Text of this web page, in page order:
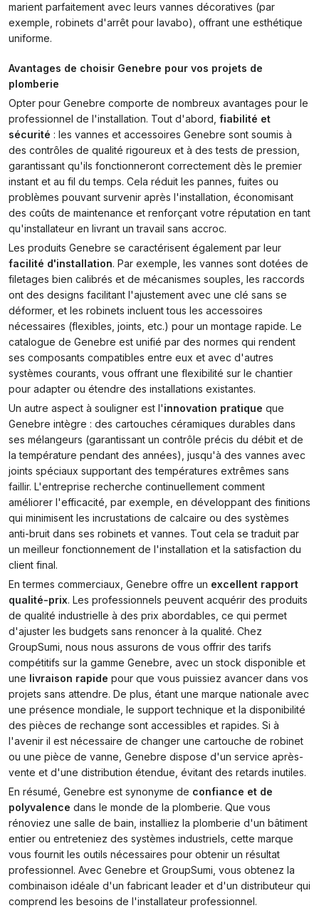
marient parfaitement avec leurs vannes décoratives (par
exemple, robinets d'arrêt pour lavabo), offrant une esthétique
uniforme.
Avantages de choisir Genebre pour vos projets de
plomberie
Opter pour Genebre comporte de nombreux avantages pour le
professionnel de l'installation. Tout d'abord, fiabilité et
sécurité : les vannes et accessoires Genebre sont soumis à
des contrôles de qualité rigoureux et à des tests de pression,
garantissant qu'ils fonctionneront correctement dès le premier
instant et au fil du temps. Cela réduit les pannes, fuites ou
problèmes pouvant survenir après l'installation, économisant
des coûts de maintenance et renforçant votre réputation en tant
qu'installateur en livrant un travail sans accroc.
Les produits Genebre se caractérisent également par leur
facilité d'installation. Par exemple, les vannes sont dotées de
filetages bien calibrés et de mécanismes souples, les raccords
ont des designs facilitant l'ajustement avec une clé sans se
déformer, et les robinets incluent tous les accessoires
nécessaires (flexibles, joints, etc.) pour un montage rapide. Le
catalogue de Genebre est unifié par des normes qui rendent
ses composants compatibles entre eux et avec d'autres
systèmes courants, vous offrant une flexibilité sur le chantier
pour adapter ou étendre des installations existantes.
Un autre aspect à souligner est l'innovation pratique que
Genebre intègre : des cartouches céramiques durables dans
ses mélangeurs (garantissant un contrôle précis du débit et de
la température pendant des années), jusqu'à des vannes avec
joints spéciaux supportant des températures extrêmes sans
faillir. L'entreprise recherche continuellement comment
améliorer l'efficacité, par exemple, en développant des finitions
qui minimisent les incrustations de calcaire ou des systèmes
anti-bruit dans ses robinets et vannes. Tout cela se traduit par
un meilleur fonctionnement de l'installation et la satisfaction du
client final.
En termes commerciaux, Genebre offre un excellent rapport
qualité-prix. Les professionnels peuvent acquérir des produits
de qualité industrielle à des prix abordables, ce qui permet
d'ajuster les budgets sans renoncer à la qualité. Chez
GroupSumi, nous nous assurons de vous offrir des tarifs
compétitifs sur la gamme Genebre, avec un stock disponible et
une livraison rapide pour que vous puissiez avancer dans vos
projets sans attendre. De plus, étant une marque nationale avec
une présence mondiale, le support technique et la disponibilité
des pièces de rechange sont accessibles et rapides. Si à
l'avenir il est nécessaire de changer une cartouche de robinet
ou une pièce de vanne, Genebre dispose d'un service après-
vente et d'une distribution étendue, évitant des retards inutiles.
En résumé, Genebre est synonyme de confiance et de
polyvalence dans le monde de la plomberie. Que vous
rénoviez une salle de bain, installiez la plomberie d'un bâtiment
entier ou entreteniez des systèmes industriels, cette marque
vous fournit les outils nécessaires pour obtenir un résultat
professionnel. Avec Genebre et GroupSumi, vous obtenez la
combinaison idéale d'un fabricant leader et d'un distributeur qui
comprend les besoins de l'installateur professionnel.